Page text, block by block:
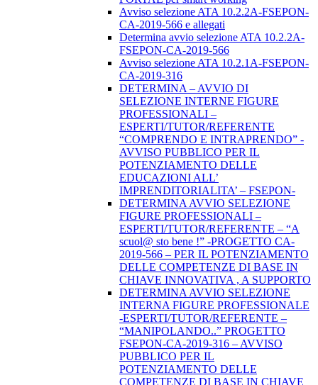
Avviso selezione ATA 10.2.2A-FSEPON-
CA-2019-566 e allegati
Determina avvio selezione ATA 10.2.2A-
FSEPON-CA-2019-566
Avviso selezione ATA 10.2.1A-FSEPON-
CA-2019-316
DETERMINA – AVVIO DI
SELEZIONE INTERNE FIGURE
PROFESSIONALI –
ESPERTI/TUTOR/REFERENTE
“COMPRENDO E INTRAPRENDO” -
AVVISO PUBBLICO PER IL
POTENZIAMENTO DELLE
EDUCAZIONI ALL’
IMPRENDITORIALITA’ – FSEPON-
DETERMINA AVVIO SELEZIONE
FIGURE PROFESSIONALI –
ESPERTI/TUTOR/REFERENTE – “A
scuol@ sto bene !” -PROGETTO CA-
2019-566 – PER IL POTENZIAMENTO
DELLE COMPETENZE DI BASE IN
CHIAVE INNOVATIVA , A SUPPORTO
DETERMINA AVVIO SELEZIONE
INTERNA FIGURE PROFESSIONALE
-ESPERTI/TUTOR/REFERENTE –
“MANIPOLANDO..” PROGETTO
FSEPON-CA-2019-316 – AVVISO
PUBBLICO PER IL
POTENZIAMENTO DELLE
COMPETENZE DI BASE IN CHIAVE